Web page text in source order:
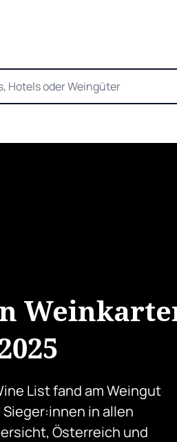
List fand am Weingut
in allen
Österreich und